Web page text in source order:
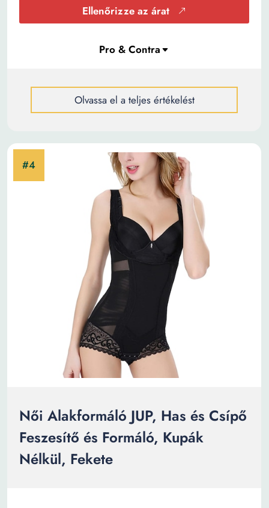
Ellenőrizze az árat
Olvassa el a teljes értékelést
Női Alakformáló JUP, Has és Csípő
Feszesítő és Formáló, Kupák
Nélkül, Fekete